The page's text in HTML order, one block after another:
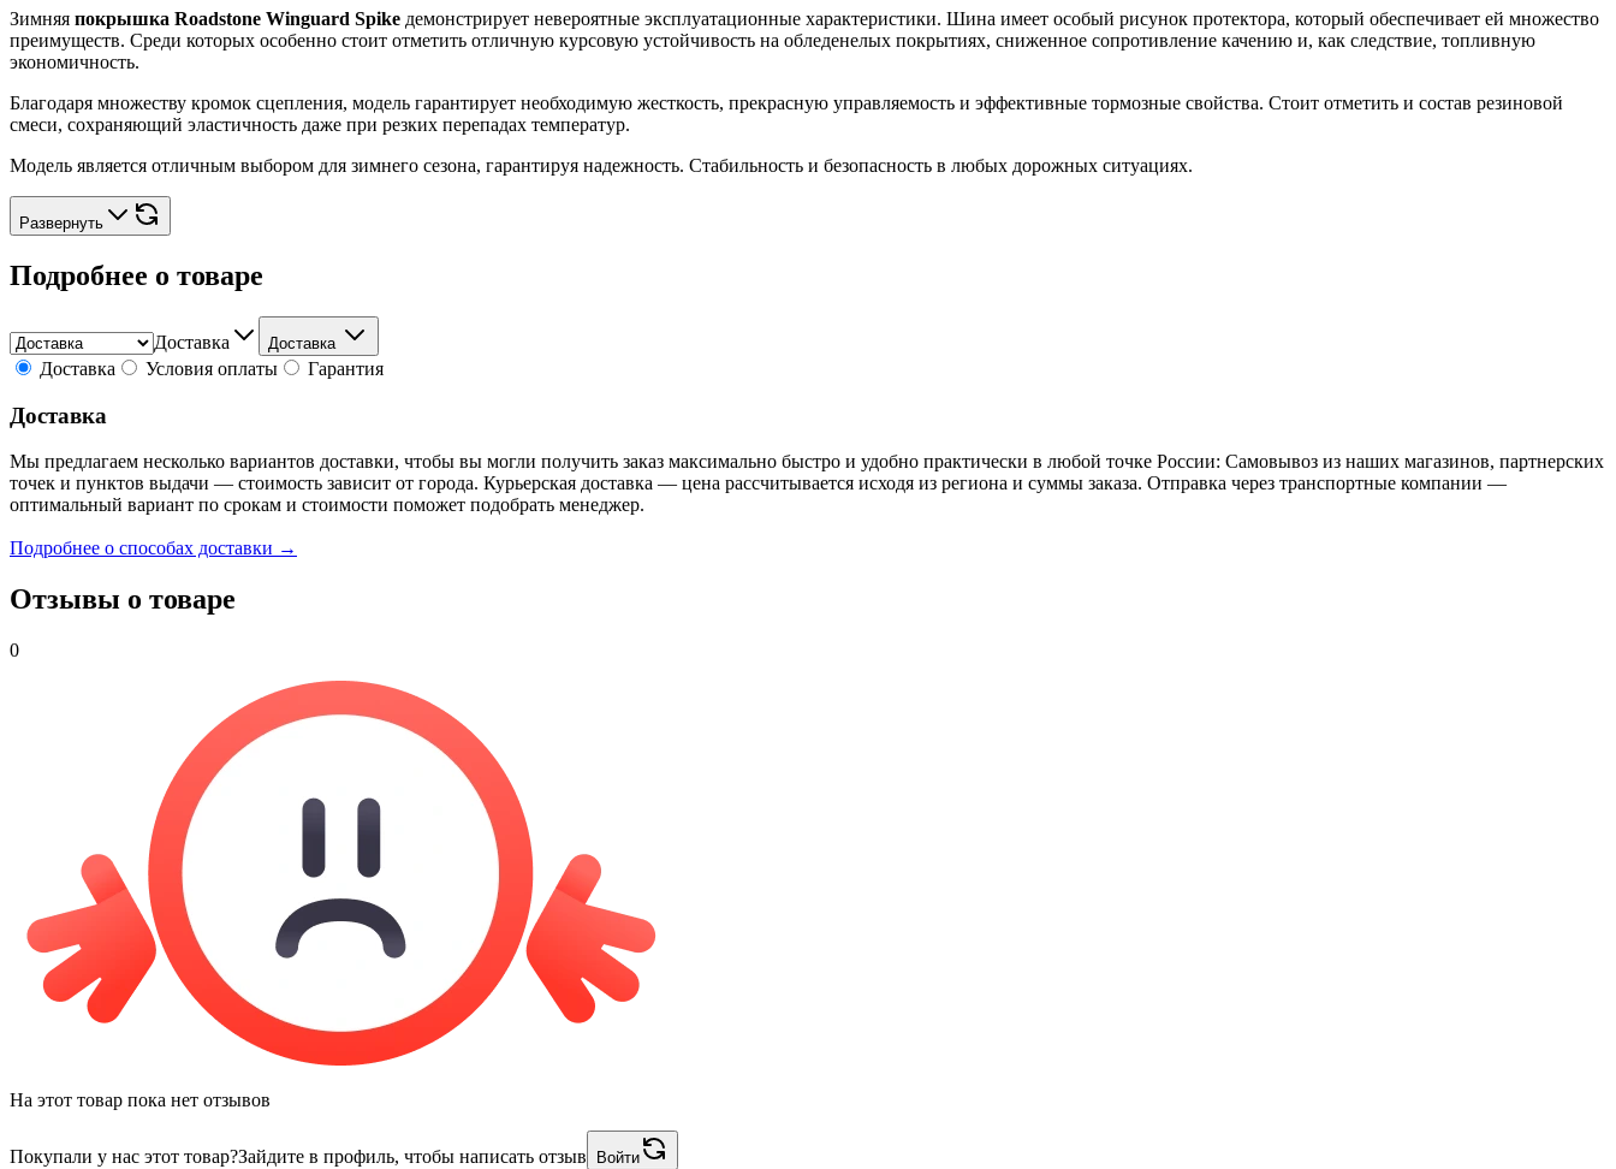
Зимняя покрышка Roadstone Winguard Spike демонстрирует невероятные эксплуатационные характеристики. Шина имеет особый рисунок протектора, который обеспечивает ей множество
преимуществ. Среди которых особенно стоит отметить отличную курсовую устойчивость на обледенелых покрытиях, сниженное сопротивление качению и, как следствие, топливную
экономичность.
Благодаря множеству кромок сцепления, модель гарантирует необходимую жесткость, прекрасную управляемость и эффективные тормозные свойства. Стоит отметить и состав резиновой
смеси, сохраняющий эластичность даже при резких перепадах температур.
Модель является отличным выбором для зимнего сезона, гарантируя надежность. Стабильность и безопасность в любых дорожных ситуациях.
Развернуть
Подробнее о товаре
Доставка Доставка
Доставка Условия оплаты Гарантия
Доставка
Мы предлагаем несколько вариантов доставки, чтобы вы могли получить заказ максимально быстро и удобно практически в любой точке России: Самовывоз из наших магазинов, партнерских
точек и пунктов выдачи — стоимость зависит от города. Курьерская доставка — цена рассчитывается исходя из региона и суммы заказа. Отправка через транспортные компании —
оптимальный вариант по срокам и стоимости поможет подобрать менеджер.
Подробнее о способах доставки →
Отзывы о товаре
0
На этот товар пока нет отзывов
Покупали у нас этот товар?Зайдите в профиль, чтобы написать отзыв Войти